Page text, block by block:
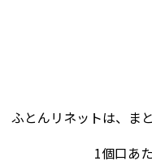
ふとんリネットは、ま
1個口あ